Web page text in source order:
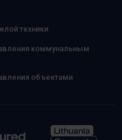
техники
коммунальным
объектами